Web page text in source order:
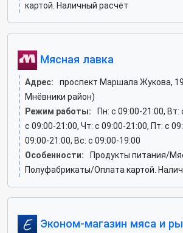
картой. Наличный расчёт
Мясная лавка
Адрес:
проспект Маршала Жукова,
Мнёвники район)
Режим работы:
Пн: c 09:00-21:00, Вт:
c 09:00-21:00, Чт: c 09:00-21:00, Пт: c
09:00-21:00, Вс: c 09:00-19:00
Особенности:
Продукты питания/
Полуфабрикаты/Оплата картой.
Эконом-магазин мяса и